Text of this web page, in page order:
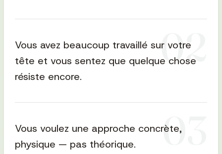
02
Vous avez beaucoup travaillé sur votre
tête et vous sentez que quelque chose
résiste encore.
0
Vous voulez une approche concrète,
physique — pas théorique.